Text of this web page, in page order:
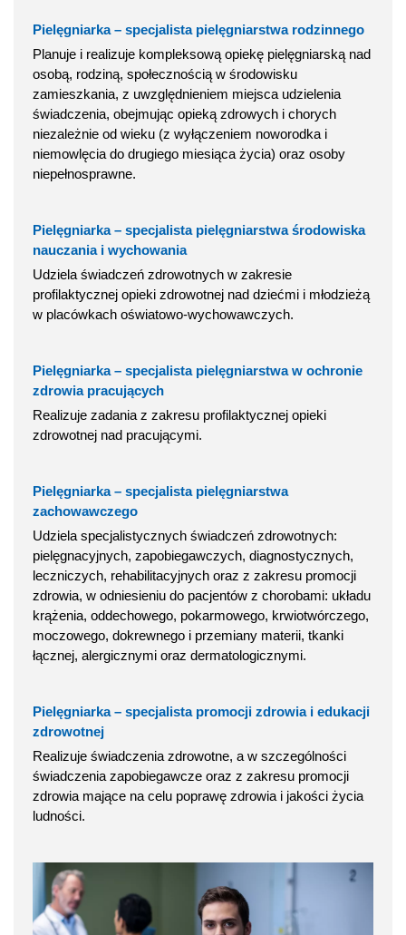
Pielęgniarka – specjalista pielęgniarstwa rodzinnego
Planuje i realizuje kompleksową opiekę pielęgniarską nad
osobą, rodziną, społecznością w środowisku
zamieszkania, z uwzględnieniem miejsca udzielenia
świadczenia, obejmując opieką zdrowych i chorych
niezależnie od wieku (z wyłączeniem noworodka i
niemowlęcia do drugiego miesiąca życia) oraz osoby
niepełnosprawne.
Pielęgniarka – specjalista pielęgniarstwa środowiska
nauczania i wychowania
Udziela świadczeń zdrowotnych w zakresie
profilaktycznej opieki zdrowotnej nad dziećmi i młodzieżą
w placówkach oświatowo-wychowawczych.
Pielęgniarka – specjalista pielęgniarstwa w ochronie
zdrowia pracujących
Realizuje zadania z zakresu profilaktycznej opieki
zdrowotnej nad pracującymi.
Pielęgniarka – specjalista pielęgniarstwa
zachowawczego
Udziela specjalistycznych świadczeń zdrowotnych:
pielęgnacyjnych, zapobiegawczych, diagnostycznych,
leczniczych, rehabilitacyjnych oraz z zakresu promocji
zdrowia, w odniesieniu do pacjentów z chorobami: układu
krążenia, oddechowego, pokarmowego, krwiotwórczego,
moczowego, dokrewnego i przemiany materii, tkanki
łącznej, alergicznymi oraz dermatologicznymi.
Pielęgniarka – specjalista promocji zdrowia i edukacji
zdrowotnej
Realizuje świadczenia zdrowotne, a w szczególności
świadczenia zapobiegawcze oraz z zakresu promocji
zdrowia mające na celu poprawę zdrowia i jakości życia
ludności.